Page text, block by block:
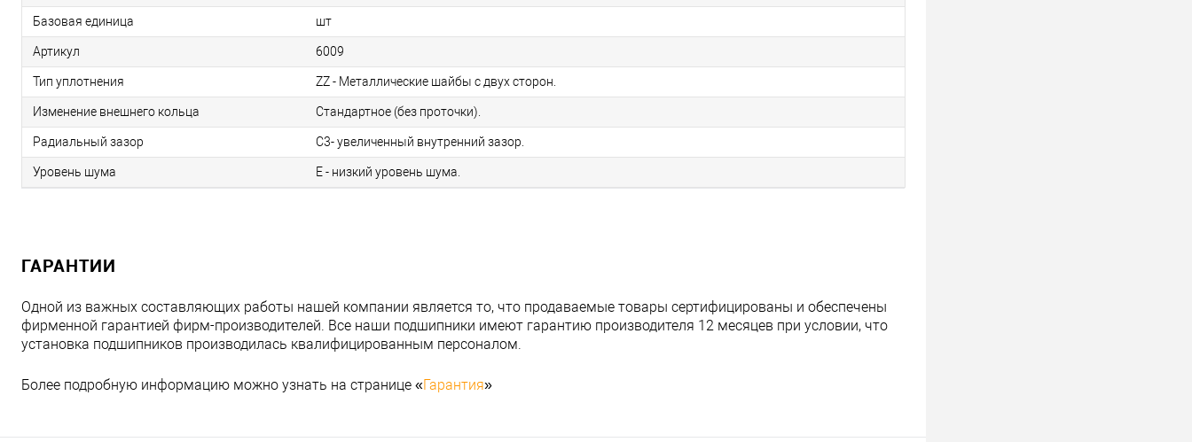
Базовая единица шт
Артикул 6009
Тип уплотнения ZZ - Металлические шайбы с двух сторон.
Изменение внешнего кольца Стандартное (без проточки).
Радиальный зазор C3- увеличенный внутренний зазор.
Уровень шума E - низкий уровень шума.
ГАРАНТИИ
Одной из важных составляющих работы нашей компании является то, что продаваемые товары сертифицированы и обеспечены
фирменной гарантией фирм-производителей. Все наши подшипники имеют гарантию производителя 12 месяцев при условии, что
установка подшипников производилась квалифицированным персоналом.
Более подробную информацию можно узнать на странице «Гарантия»